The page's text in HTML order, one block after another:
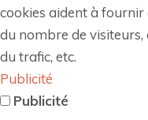
cookies aident à
du nombre de visiteurs,
du trafic, etc.
Publicité
Publicité